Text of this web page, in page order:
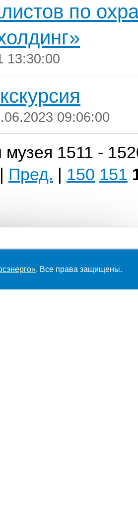
по
13:30:00
09:06:00
музея 1511 -
| Пред. | 150 151
. Все права защищены.